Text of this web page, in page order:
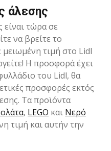
άλεσης
είναι τώρα σε
να βρείτε το
μειωμένη τιμή στο Lidl
Η προσφορά έχει
του Lidl, θα
προσφορές εκτός
Τα προϊόντα
, LEGO και Νερό
τιμή και αυτήν την